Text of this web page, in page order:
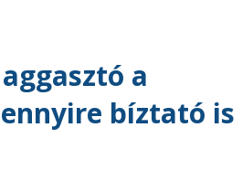
a
bíztató is